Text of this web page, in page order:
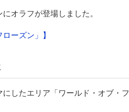
オラフが登場しました。
ーズン」】
したエリア「ワールド・オブ・フ